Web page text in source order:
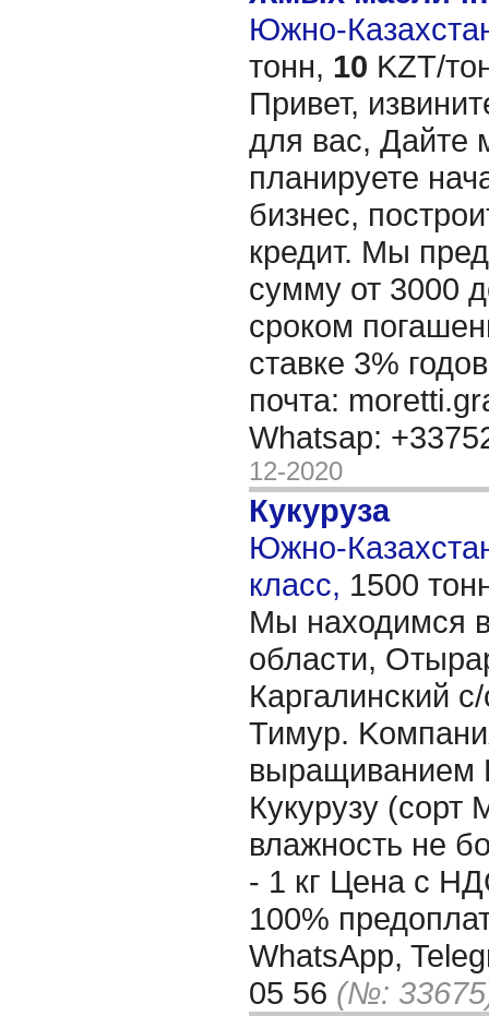
Южно-
тонн, 10 KZT/
Привет,
для вас, Дайте
планируете
бизнес,
кредит. Мы
сумму от 3000
сроком
ставке 3%
почта:
Whatsap:
12-2020
Кукуруза
Южно-
класс, 1500
Мы находимся
области,
Каргалинский
Тимур.
выращиванием
Кукурузу
влажность не
- 1 кг Цена с
100%
WhatsApp,
05 56 (№: